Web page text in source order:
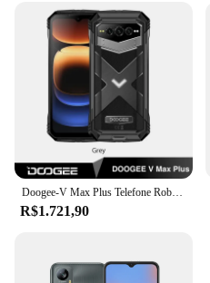
Doogee-V Max Plus Telefone Robusto, Câmera 200MP, Android 14, 22000mAh, 36GB, 16 + 20, 512GB, 6,58 ", 120Hz, Dimensity 7050, Estreia Mundial
R$1.721,90